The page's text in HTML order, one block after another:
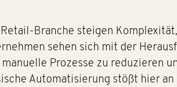
Retail-Branche steigen
sehen sich mit der
Prozesse zu reduzieren
Automatisierung stößt hier